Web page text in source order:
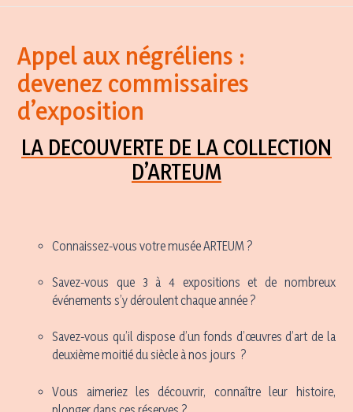
Appel aux négréliens :
devenez commissaires
d’exposition
LA DECOUVERTE DE LA COLLECTION
D’ARTEUM
Connaissez-vous votre musée ARTEUM ?
Savez-vous que 3 à 4 expositions et de nombreux
événements s’y déroulent chaque année ?
Savez-vous qu’il dispose d’un fonds d’œuvres d’art de la
deuxième moitié du siècle à nos jours ?
Vous aimeriez les découvrir, connaître leur histoire,